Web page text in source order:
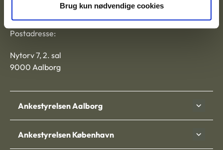
Brug kun nødvendige cookies
Ankestyrelsen
Postadresse:
Nytorv 7, 2. sal
9000 Aalborg
Ankestyrelsen Aalborg
Ankestyrelsen København